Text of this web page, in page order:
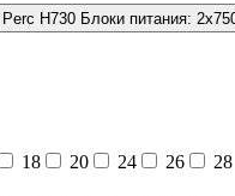
Perc H730 Блоки питания:
18 20 24 26
28